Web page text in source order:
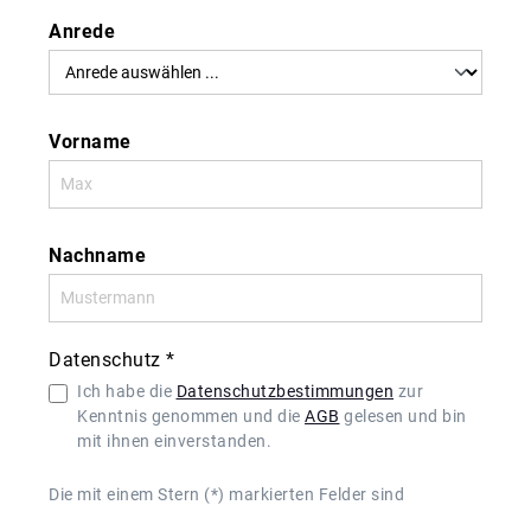
Anrede
Vorname
Nachname
Datenschutz *
Ich habe die Datenschutzbestimmungen zur
Kenntnis genommen und die AGB gelesen und bin
mit ihnen einverstanden.
Die mit einem Stern (*) markierten Felder sind